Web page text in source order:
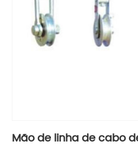
Mão de linha de cabo